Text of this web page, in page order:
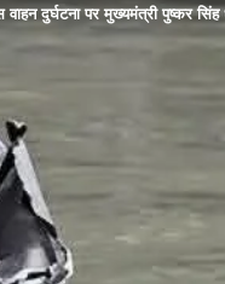
वाहन दुर्घटना पर मुख्यमंत्री पुष्कर